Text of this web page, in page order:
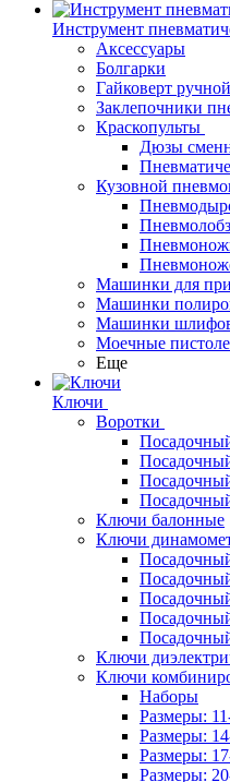
Инструмент
Аксессуары
Болгарки
Гайковерт ручной
Заклепочники
Краскопульты
Дюзы
Кузовной
Машинки для
Машинки
Машинки
Моечные
Еще
Ключи
Воротки
Ключи балонные
Ключи
Ключи
Ключи
Наборы
Размеры:
Размеры:
Размеры:
Размеры: